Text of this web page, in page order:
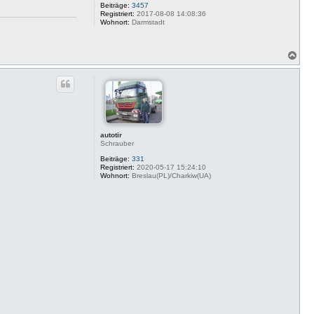
Beiträge: 3457
Registriert: 2017-08-08 14:08:36
Wohnort: Darmstadt
a
autotir
Schrauber
Beiträge: 331
Registriert: 2020-05-17 15:24:10
Wohnort: Breslau(PL)/Charkiw(UA)